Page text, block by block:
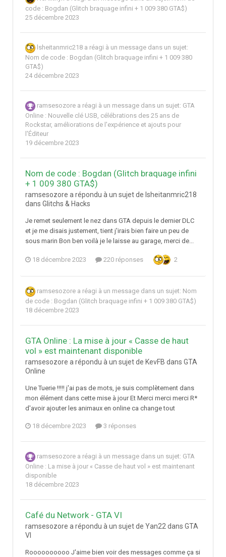
code : Bogdan (Glitch braquage infini + 1 009 380 GTA$)
25 décembre 2023
lsheitanmric218 a réagi à un message dans un sujet:
Nom de code : Bogdan (Glitch braquage infini + 1 009 380
GTA$)
24 décembre 2023
ramsesozore a réagi à un message dans un sujet: GTA
Online : Nouvelle clé USB, célébrations des 25 ans de
Rockstar, améliorations de l'expérience et ajouts pour
l'Éditeur
19 décembre 2023
Nom de code : Bogdan (Glitch braquage infini
+ 1 009 380 GTA$)
ramsesozore a répondu à un sujet de lsheitanmric218
dans Glitchs & Hacks
Je remet seulement le nez dans GTA depuis le dernier DLC
et je me disais justement, tient j'irais bien faire un peu de
sous marin Bon ben voilà je le laisse au garage, merci de...
18 décembre 2023 220 réponses 2
ramsesozore a réagi à un message dans un sujet: Nom
de code : Bogdan (Glitch braquage infini + 1 009 380 GTA$)
18 décembre 2023
GTA Online : La mise à jour « Casse de haut
vol » est maintenant disponible
ramsesozore a répondu à un sujet de KevFB dans GTA
Online
Une Tuerie !!!!! j'ai pas de mots, je suis complètement dans
mon élément dans cette mise à jour Et Merci merci merci R*
d'avoir ajouter les animaux en online ca change tout
18 décembre 2023 3 réponses
ramsesozore a réagi à un message dans un sujet: GTA
Online : La mise à jour « Casse de haut vol » est maintenant
disponible
18 décembre 2023
Café du Network - GTA VI
ramsesozore a répondu à un sujet de Yan22 dans GTA
VI
Roooooooooo J'aime bien voir des messages comme ça si